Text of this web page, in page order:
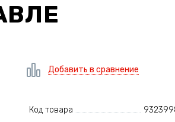
Добавить в сравнение
Код товара